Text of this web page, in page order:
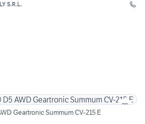
S.R.L.
Geartronic Summum CV-215 E